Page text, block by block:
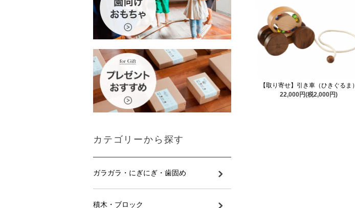
【取り寄せ】引き車（ひきぐるま）
22,000円(税2,000円)
カテゴリーから探す
ガラガラ・にぎにぎ・歯固め
積木・ブロック